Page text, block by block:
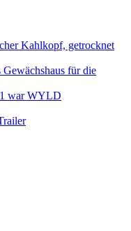
Kahlkopf, getrocknet
Gewächshaus für die
war WYLD